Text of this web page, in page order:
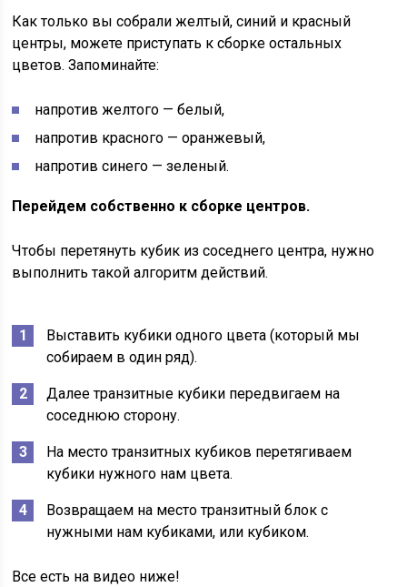
Как только вы собрали желтый, синий и красный
центры, можете приступать к сборке остальных
цветов. Запоминайте:
напротив желтого — белый,
напротив красного — оранжевый,
напротив синего — зеленый.
Перейдем собственно к сборке центров.
Чтобы перетянуть кубик из соседнего центра, нужно
выполнить такой алгоритм действий.
Выставить кубики одного цвета (который мы
собираем в один ряд).
Далее транзитные кубики передвигаем на
соседнюю сторону.
На место транзитных кубиков перетягиваем
кубики нужного нам цвета.
Возвращаем на место транзитный блок с
нужными нам кубиками, или кубиком.
Все есть на видео ниже!